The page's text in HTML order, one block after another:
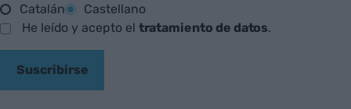
Catalán
Castellano
He leído y acepto el tratamiento de datos.
Suscribirse